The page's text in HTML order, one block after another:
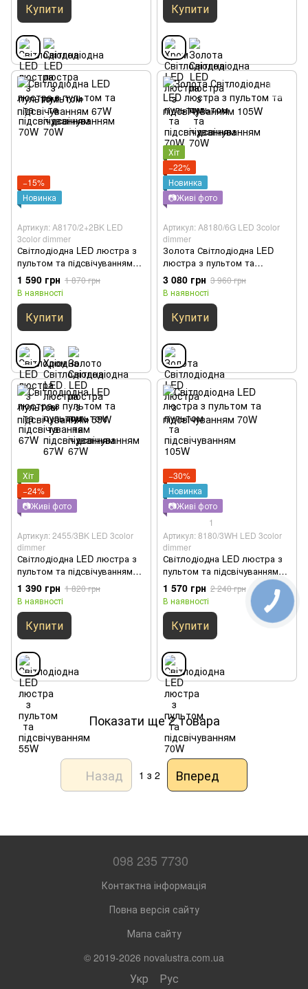
Купити Купити
−15%
Новинка
Артикул: A8170/2+2BK LED
3color dimmer
Світлодіодна LED люстра з
пультом та підсвічуванням
67W
1 590 грн 1 870 грн
В наявності
Купити
Хіт
−22%
Новинка
📷Живі фото
Артикул: A8180/6G LED 3color
dimmer
Золота Світлодіодна LED
люстра з пультом та
підсвічуванням 105W
3 080 грн 3 960 грн
В наявності
Купити
Хіт
−24%
📷Живі фото
Артикул: 2455/3BK LED 3color
dimmer
Світлодіодна LED люстра з
пультом та підсвічуванням
55W
1 390 грн 1 820 грн
В наявності
Купити
−30%
Новинка
📷Живі фото
1
Артикул: 8180/3WH LED 3color
dimmer
Світлодіодна LED люстра з
пультом та підсвічуванням
70W
1 570 грн 2 240 грн
В наявності
Купити
Показати ще 2 товара
Назад 1 з 2 Вперед
098 235 7730
Контактна інформація
Повна версія сайту
Мапа сайту
© 2019-2026 novalustra.com.ua
Укр Рус